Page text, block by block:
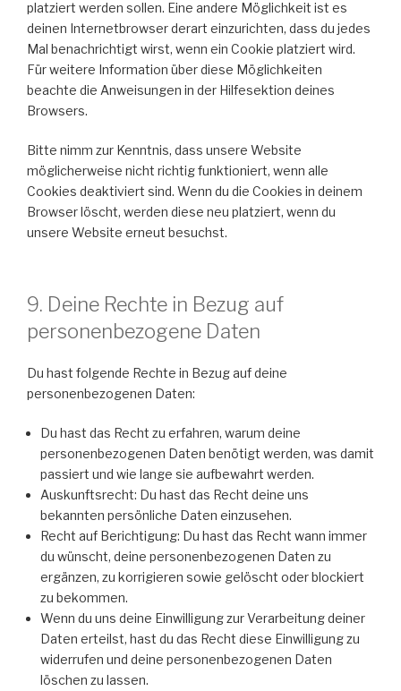
platziert werden sollen. Eine andere Möglichkeit ist es
deinen Internetbrowser derart einzurichten, dass du jedes
Mal benachrichtigt wirst, wenn ein Cookie platziert wird.
Für weitere Information über diese Möglichkeiten
beachte die Anweisungen in der Hilfesektion deines
Browsers.
Bitte nimm zur Kenntnis, dass unsere Website
möglicherweise nicht richtig funktioniert, wenn alle
Cookies deaktiviert sind. Wenn du die Cookies in deinem
Browser löscht, werden diese neu platziert, wenn du
unsere Website erneut besuchst.
9. Deine Rechte in Bezug auf
personenbezogene Daten
Du hast folgende Rechte in Bezug auf deine
personenbezogenen Daten:
Du hast das Recht zu erfahren, warum deine
personenbezogenen Daten benötigt werden, was damit
passiert und wie lange sie aufbewahrt werden.
Auskunftsrecht: Du hast das Recht deine uns
bekannten persönliche Daten einzusehen.
Recht auf Berichtigung: Du hast das Recht wann immer
du wünscht, deine personenbezogenen Daten zu
ergänzen, zu korrigieren sowie gelöscht oder blockiert
zu bekommen.
Wenn du uns deine Einwilligung zur Verarbeitung deiner
Daten erteilst, hast du das Recht diese Einwilligung zu
widerrufen und deine personenbezogenen Daten
löschen zu lassen.